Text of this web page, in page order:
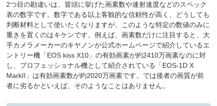
2つ目の勘違いは、冒頭に挙げた画素数や連射速度などのスペック
表の数字です。数字である以上客観的な信頼性が高く、どうしても
判断材料として使いたくなりますが、このような特定の数値のみに
重きを置くのはキケンです。例えば、画素数だけに注目すると、大
手カメラメーカーのキヤノンが公式ホームページで紹介しているエ
ントリー機「EOS kiss X10」の有効画素が約2410万画素なのに対
し、プロフェッショナル機として紹介されている「EOS-1D X
MarkII」は有効画素数が約2020万画素です。では後者の画質が前
者に劣るかといえば、そのようなことはありません。